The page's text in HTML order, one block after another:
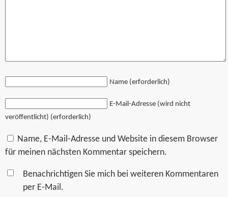
Name (erforderlich)
E-Mail-Adresse (wird nicht
veröffentlicht) (erforderlich)
Name, E-Mail-Adresse und Website in diesem Browser
für meinen nächsten Kommentar speichern.
Benachrichtigen Sie mich bei weiteren Kommentaren
per E-Mail.